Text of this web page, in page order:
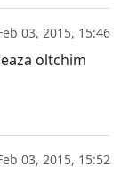
03, 2015, 15:46
oltchim
03, 2015, 15:52